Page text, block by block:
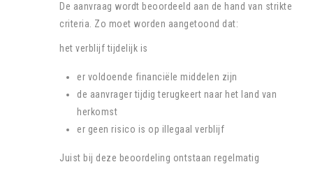
De aanvraag wordt beoordeeld aan de hand van strikte
criteria. Zo moet worden aangetoond dat:
het verblijf tijdelijk is
er voldoende financiële middelen zijn
de aanvrager tijdig terugkeert naar het land van
herkomst
er geen risico is op illegaal verblijf
Juist bij deze beoordeling ontstaan regelmatig